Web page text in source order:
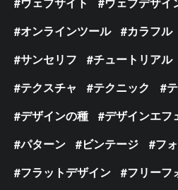
オンラインツール
カラフル
サンセリフ
チュートリアル
テクスチャ
テクニック
デザインの種
デザインエフ
パターン
ビンテージ
フ
フラットデザイン
フリーフ